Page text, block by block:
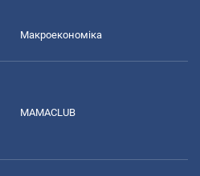
Макроекономіка
MAMACLUB